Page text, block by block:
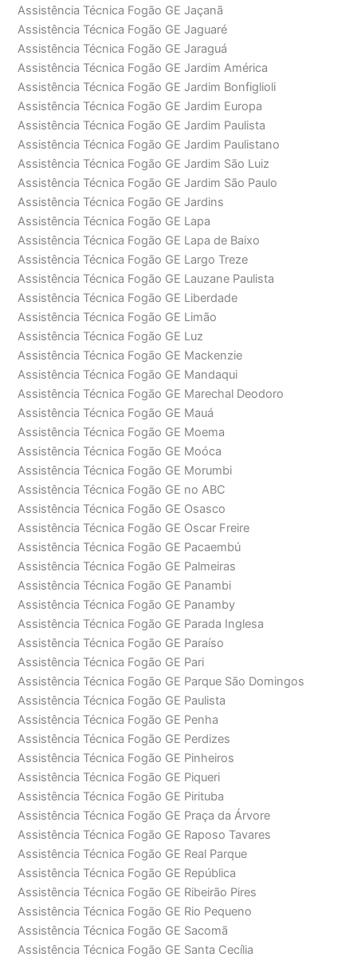
Assistência Técnica Fogão GE Jaçanã
Assistência Técnica Fogão GE Jaguaré
Assistência Técnica Fogão GE Jaraguá
Assistência Técnica Fogão GE Jardim América
Assistência Técnica Fogão GE Jardim Bonfiglioli
Assistência Técnica Fogão GE Jardim Europa
Assistência Técnica Fogão GE Jardim Paulista
Assistência Técnica Fogão GE Jardim Paulistano
Assistência Técnica Fogão GE Jardim São Luiz
Assistência Técnica Fogão GE Jardim São Paulo
Assistência Técnica Fogão GE Jardins
Assistência Técnica Fogão GE Lapa
Assistência Técnica Fogão GE Lapa de Baixo
Assistência Técnica Fogão GE Largo Treze
Assistência Técnica Fogão GE Lauzane Paulista
Assistência Técnica Fogão GE Liberdade
Assistência Técnica Fogão GE Limão
Assistência Técnica Fogão GE Luz
Assistência Técnica Fogão GE Mackenzie
Assistência Técnica Fogão GE Mandaqui
Assistência Técnica Fogão GE Marechal Deodoro
Assistência Técnica Fogão GE Mauá
Assistência Técnica Fogão GE Moema
Assistência Técnica Fogão GE Moóca
Assistência Técnica Fogão GE Morumbi
Assistência Técnica Fogão GE no ABC
Assistência Técnica Fogão GE Osasco
Assistência Técnica Fogão GE Oscar Freire
Assistência Técnica Fogão GE Pacaembú
Assistência Técnica Fogão GE Palmeiras
Assistência Técnica Fogão GE Panambi
Assistência Técnica Fogão GE Panamby
Assistência Técnica Fogão GE Parada Inglesa
Assistência Técnica Fogão GE Paraíso
Assistência Técnica Fogão GE Pari
Assistência Técnica Fogão GE Parque São Domingos
Assistência Técnica Fogão GE Paulista
Assistência Técnica Fogão GE Penha
Assistência Técnica Fogão GE Perdizes
Assistência Técnica Fogão GE Pinheiros
Assistência Técnica Fogão GE Piqueri
Assistência Técnica Fogão GE Pirituba
Assistência Técnica Fogão GE Praça da Árvore
Assistência Técnica Fogão GE Raposo Tavares
Assistência Técnica Fogão GE Real Parque
Assistência Técnica Fogão GE República
Assistência Técnica Fogão GE Ribeirão Pires
Assistência Técnica Fogão GE Rio Pequeno
Assistência Técnica Fogão GE Sacomã
Assistência Técnica Fogão GE Santa Cecília